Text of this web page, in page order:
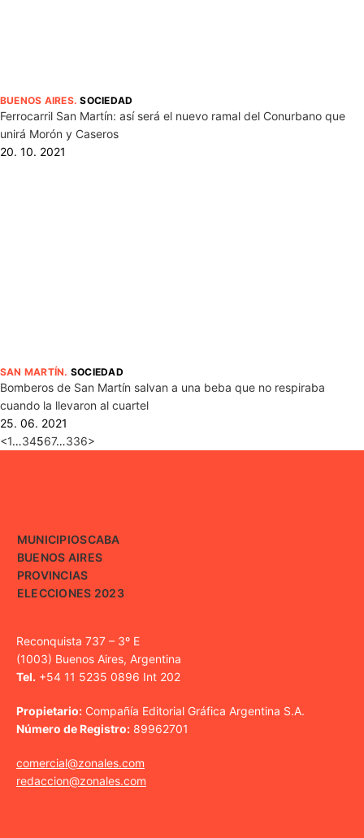
BUENOS AIRES.SOCIEDAD
Ferrocarril San Martín: así será el nuevo ramal del Conurbano que
unirá Morón y Caseros
20. 10. 2021
SAN MARTÍN. SOCIEDAD
Bomberos de San Martín salvan a una beba que no respiraba
cuando la llevaron al cuartel
25. 06. 2021
<1…34567…336>
MUNICIPIOSCABA
BUENOS AIRES
PROVINCIAS
ELECCIONES 2023
Reconquista 737 – 3º E
(1003) Buenos Aires, Argentina
Tel. +54 11 5235 0896 Int 202
Propietario: Compañía Editorial Gráfica Argentina S.A.
Número de Registro: 89962701
comercial@zonales.com
redaccion@zonales.com